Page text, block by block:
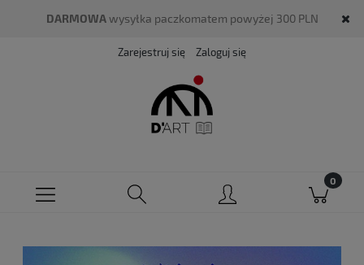
DARMOWAwysyłka paczkomatem powyżej 300 PLN
Zarejestruj się Zaloguj się